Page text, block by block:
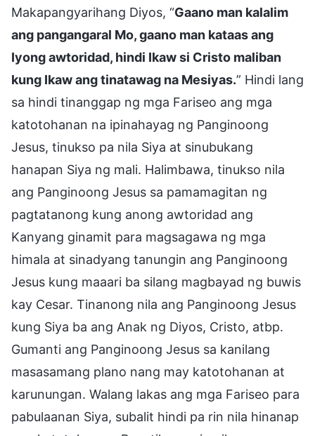
Makapangyarihang Diyos, “Gaano man kalalim
ang pangangaral Mo, gaano man kataas ang
Iyong awtoridad, hindi Ikaw si Cristo maliban
kung Ikaw ang tinatawag na Mesiyas.” Hindi lang
sa hindi tinanggap ng mga Fariseo ang mga
katotohanan na ipinahayag ng Panginoong
Jesus, tinukso pa nila Siya at sinubukang
hanapan Siya ng mali. Halimbawa, tinukso nila
ang Panginoong Jesus sa pamamagitan ng
pagtatanong kung anong awtoridad ang
Kanyang ginamit para magsagawa ng mga
himala at sinadyang tanungin ang Panginoong
Jesus kung maaari ba silang magbayad ng buwis
kay Cesar. Tinanong nila ang Panginoong Jesus
kung Siya ba ang Anak ng Diyos, Cristo, atbp.
Gumanti ang Panginoong Jesus sa kanilang
masasamang plano nang may katotohanan at
karunungan. Walang lakas ang mga Fariseo para
pabulaanan Siya, subalit hindi pa rin nila hinanap